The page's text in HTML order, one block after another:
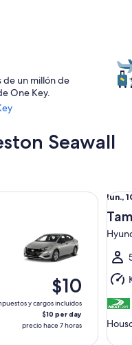
de un millón de
One Key.
Seawall
$10
y cargos incluidos
$10 per day
precio hace 7 horas
Del
lun.,
10
ago.
al
mar.,
11
ago.
lun.,